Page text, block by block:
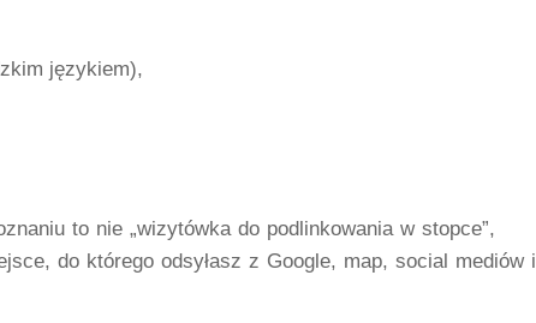
językiem),
to nie „wizytówka do podlinkowania w stopce”,
do którego odsyłasz z Google, map, social mediów i